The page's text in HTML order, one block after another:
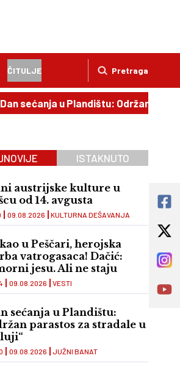
Pretraga
ČITULJE
u Plandištu: Održan parastos za
ISTAKNUTO
austrijske kulture u
od 14. avgusta
KULTURNA DEŠAVANJA
09.08.2026
u Peščari, herojska
vatrogasaca! Dačić:
jesu. Ali ne staju
VESTI
09.08.2026
sećanja u Plandištu:
parastos za stradale u
JUŽNI BANAT
09.08.2026